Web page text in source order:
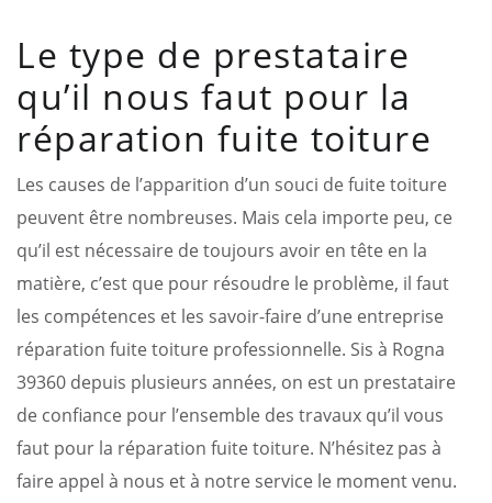
Le type de prestataire
qu’il nous faut pour la
réparation fuite toiture
Les causes de l’apparition d’un souci de fuite toiture
peuvent être nombreuses. Mais cela importe peu, ce
qu’il est nécessaire de toujours avoir en tête en la
matière, c’est que pour résoudre le problème, il faut
les compétences et les savoir-faire d’une entreprise
réparation fuite toiture professionnelle. Sis à Rogna
39360 depuis plusieurs années, on est un prestataire
de confiance pour l’ensemble des travaux qu’il vous
faut pour la réparation fuite toiture. N’hésitez pas à
faire appel à nous et à notre service le moment venu.